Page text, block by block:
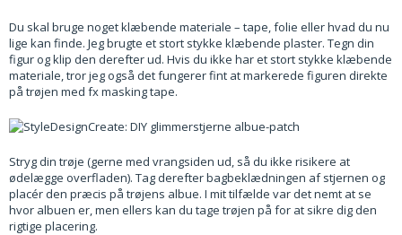
Du skal bruge noget klæbende materiale – tape, folie eller hvad du nu
lige kan finde. Jeg brugte et stort stykke klæbende plaster. Tegn din
figur og klip den derefter ud. Hvis du ikke har et stort stykke klæbende
materiale, tror jeg også det fungerer fint at markerede figuren direkte
på trøjen med fx masking tape.
Stryg din trøje (gerne med vrangsiden ud, så du ikke risikere at
ødelægge overfladen). Tag derefter bagbeklædningen af stjernen og
placér den præcis på trøjens albue. I mit tilfælde var det nemt at se
hvor albuen er, men ellers kan du tage trøjen på for at sikre dig den
rigtige placering.